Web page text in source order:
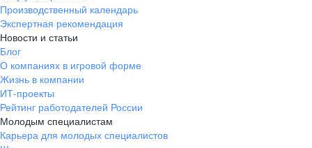
Производственный календарь
Экспертная рекомендация
Новости и статьи
Блог
О компаниях в игровой форме
Жизнь в компании
ИТ-проекты
Рейтинг работодателей России
Молодым специалистам
Карьера для молодых специалистов